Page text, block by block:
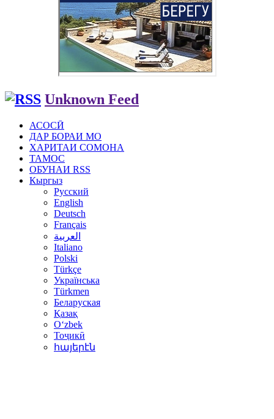
Unknown Feed
АСОСӢ
ДАР БОРАИ МО
ХАРИТАИ СОМОНА
ТАМОС
ОБУНАИ RSS
Кыргыз
Русский
English
Deutsch
Français
العربية
Italiano
Polski
Türkçe
Українська
Türkmen
Беларуская
Қазақ
Oʻzbek
Тоҷикӣ
հայերէն